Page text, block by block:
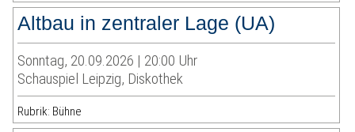
Altbau in zentraler Lage (UA)
Sonntag, 20.09.2026 | 20:00 Uhr
Schauspiel Leipzig, Diskothek
Rubrik: Bühne